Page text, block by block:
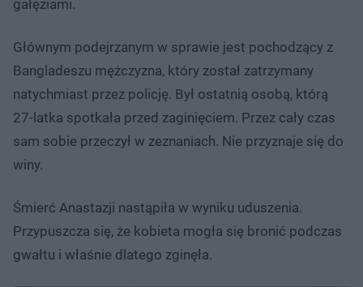
gałęziami.
Głównym podejrzanym w sprawie jest pochodzący z
Bangladeszu mężczyzna, który został zatrzymany
natychmiast przez policję. Był ostatnią osobą, którą
27-latka spotkała przed zaginięciem. Przez cały czas
sam sobie przeczył w zeznaniach. Nie przyznaje się do
winy.
Śmierć Anastazji nastąpiła w wyniku uduszenia.
Przypuszcza się, że kobieta mogła się bronić podczas
gwałtu i właśnie dlatego zginęła.